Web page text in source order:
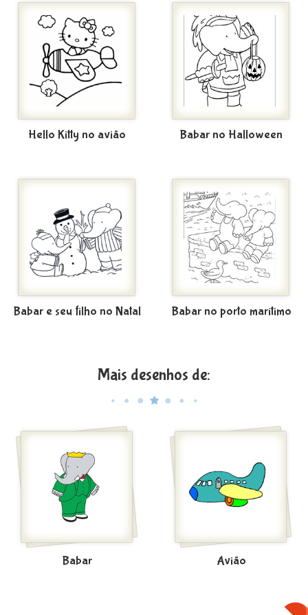
Hello Kitty no avião Babar no Halloween
Babar e seu filho no Natal Babar no porto marítimo
Mais desenhos de:
Babar Avião